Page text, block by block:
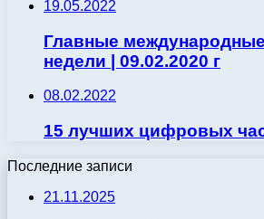
19.05.2022
Главные
недели | 09.02.2020 г
08.02.2022
15 лучших цифровых
Последние записи
21.11.2025